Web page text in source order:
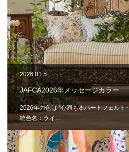
2026.01.5
JAFCA2026年メッセージカラー
2026年の色は “心満ちるハートフェル
統色名：ライ…